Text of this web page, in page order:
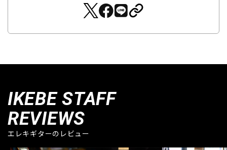
IKEBE STAFF
REVIEWS
エレキギターのレビュー